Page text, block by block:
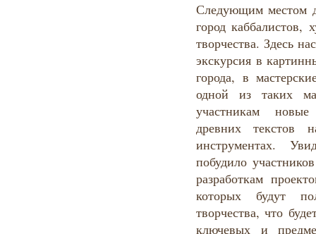
Следующим местом
город каббалистов,
творчества. Здесь
экскурсия в
города, в
одной из таких
участникам
древних текстов
инструментах.
побудило
разработкам
которых будут
творчества, что
ключевых и